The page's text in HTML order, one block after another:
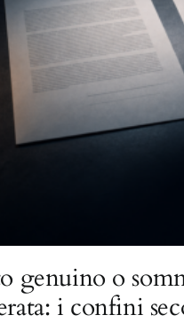
genuino o
i confini